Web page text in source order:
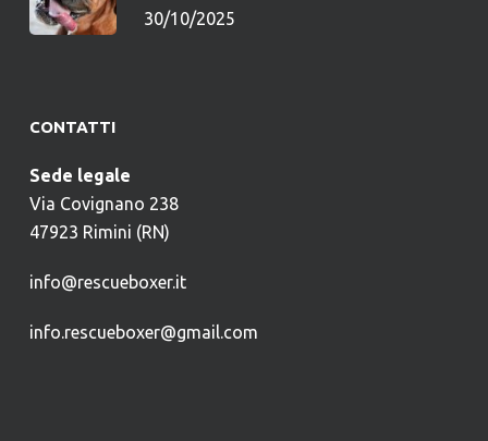
30/10/2025
CONTATTI
Sede legale
Via Covignano 238
47923 Rimini (RN)
info@rescueboxer.it
info.rescueboxer@gmail.com